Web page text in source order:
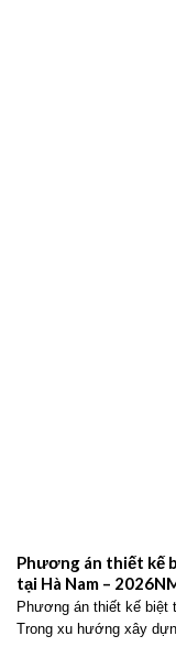
Phương án thiết kế
tại Hà Nam –
Phương án thiết kế biệt
Trong xu hướng xây